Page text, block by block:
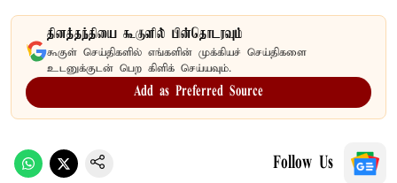
தினத்தந்தியை கூகுளில் பின்தொடரவும்
கூகுள் செய்திகளில் எங்களின் முக்கியச் செய்திகளை
உடனுக்குடன் பெற கிளிக் செய்யவும்.
Add as Preferred Source
Follow Us